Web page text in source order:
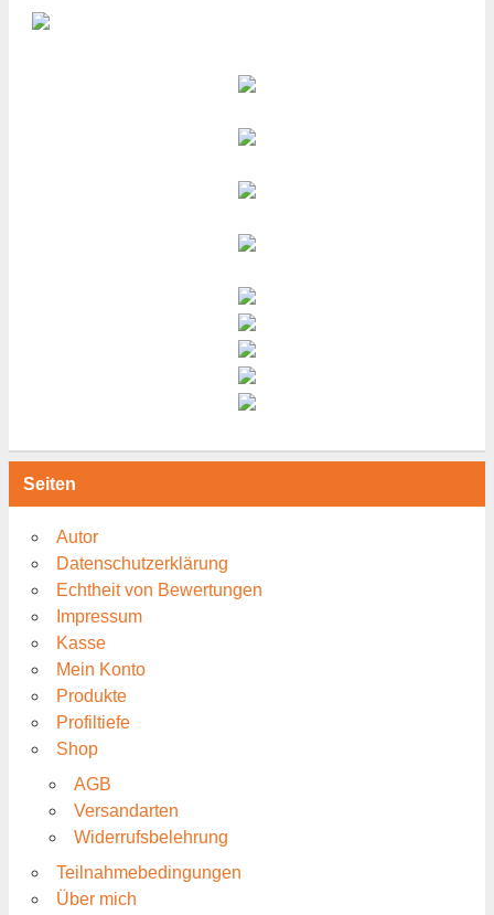
Seiten
Autor
Datenschutzerklärung
Echtheit von Bewertungen
Impressum
Kasse
Mein Konto
Produkte
Profiltiefe
Shop
AGB
Versandarten
Widerrufsbelehrung
Teilnahmebedingungen
Über mich